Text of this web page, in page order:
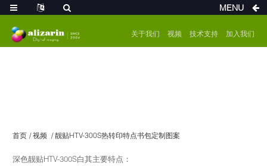
关于我们 视频 技术支持 加入我们
首页 视频 靓贴HTV-300S热转印特点书包定制图案
深色靓贴HTV-300S白其主要特点：
MENU